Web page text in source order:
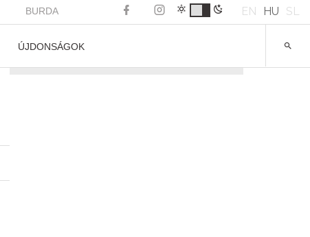
BURDA EN HU SL
ÚJDONSÁGOK